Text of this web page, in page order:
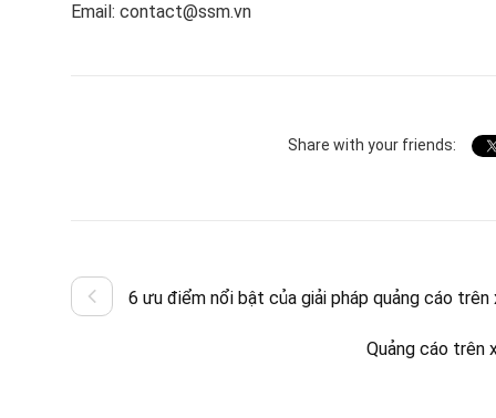
Email: contact@ssm.vn
Share with your friends:
6 ưu điểm nổi bật của giải pháp quảng cáo trên
Quảng cáo trên